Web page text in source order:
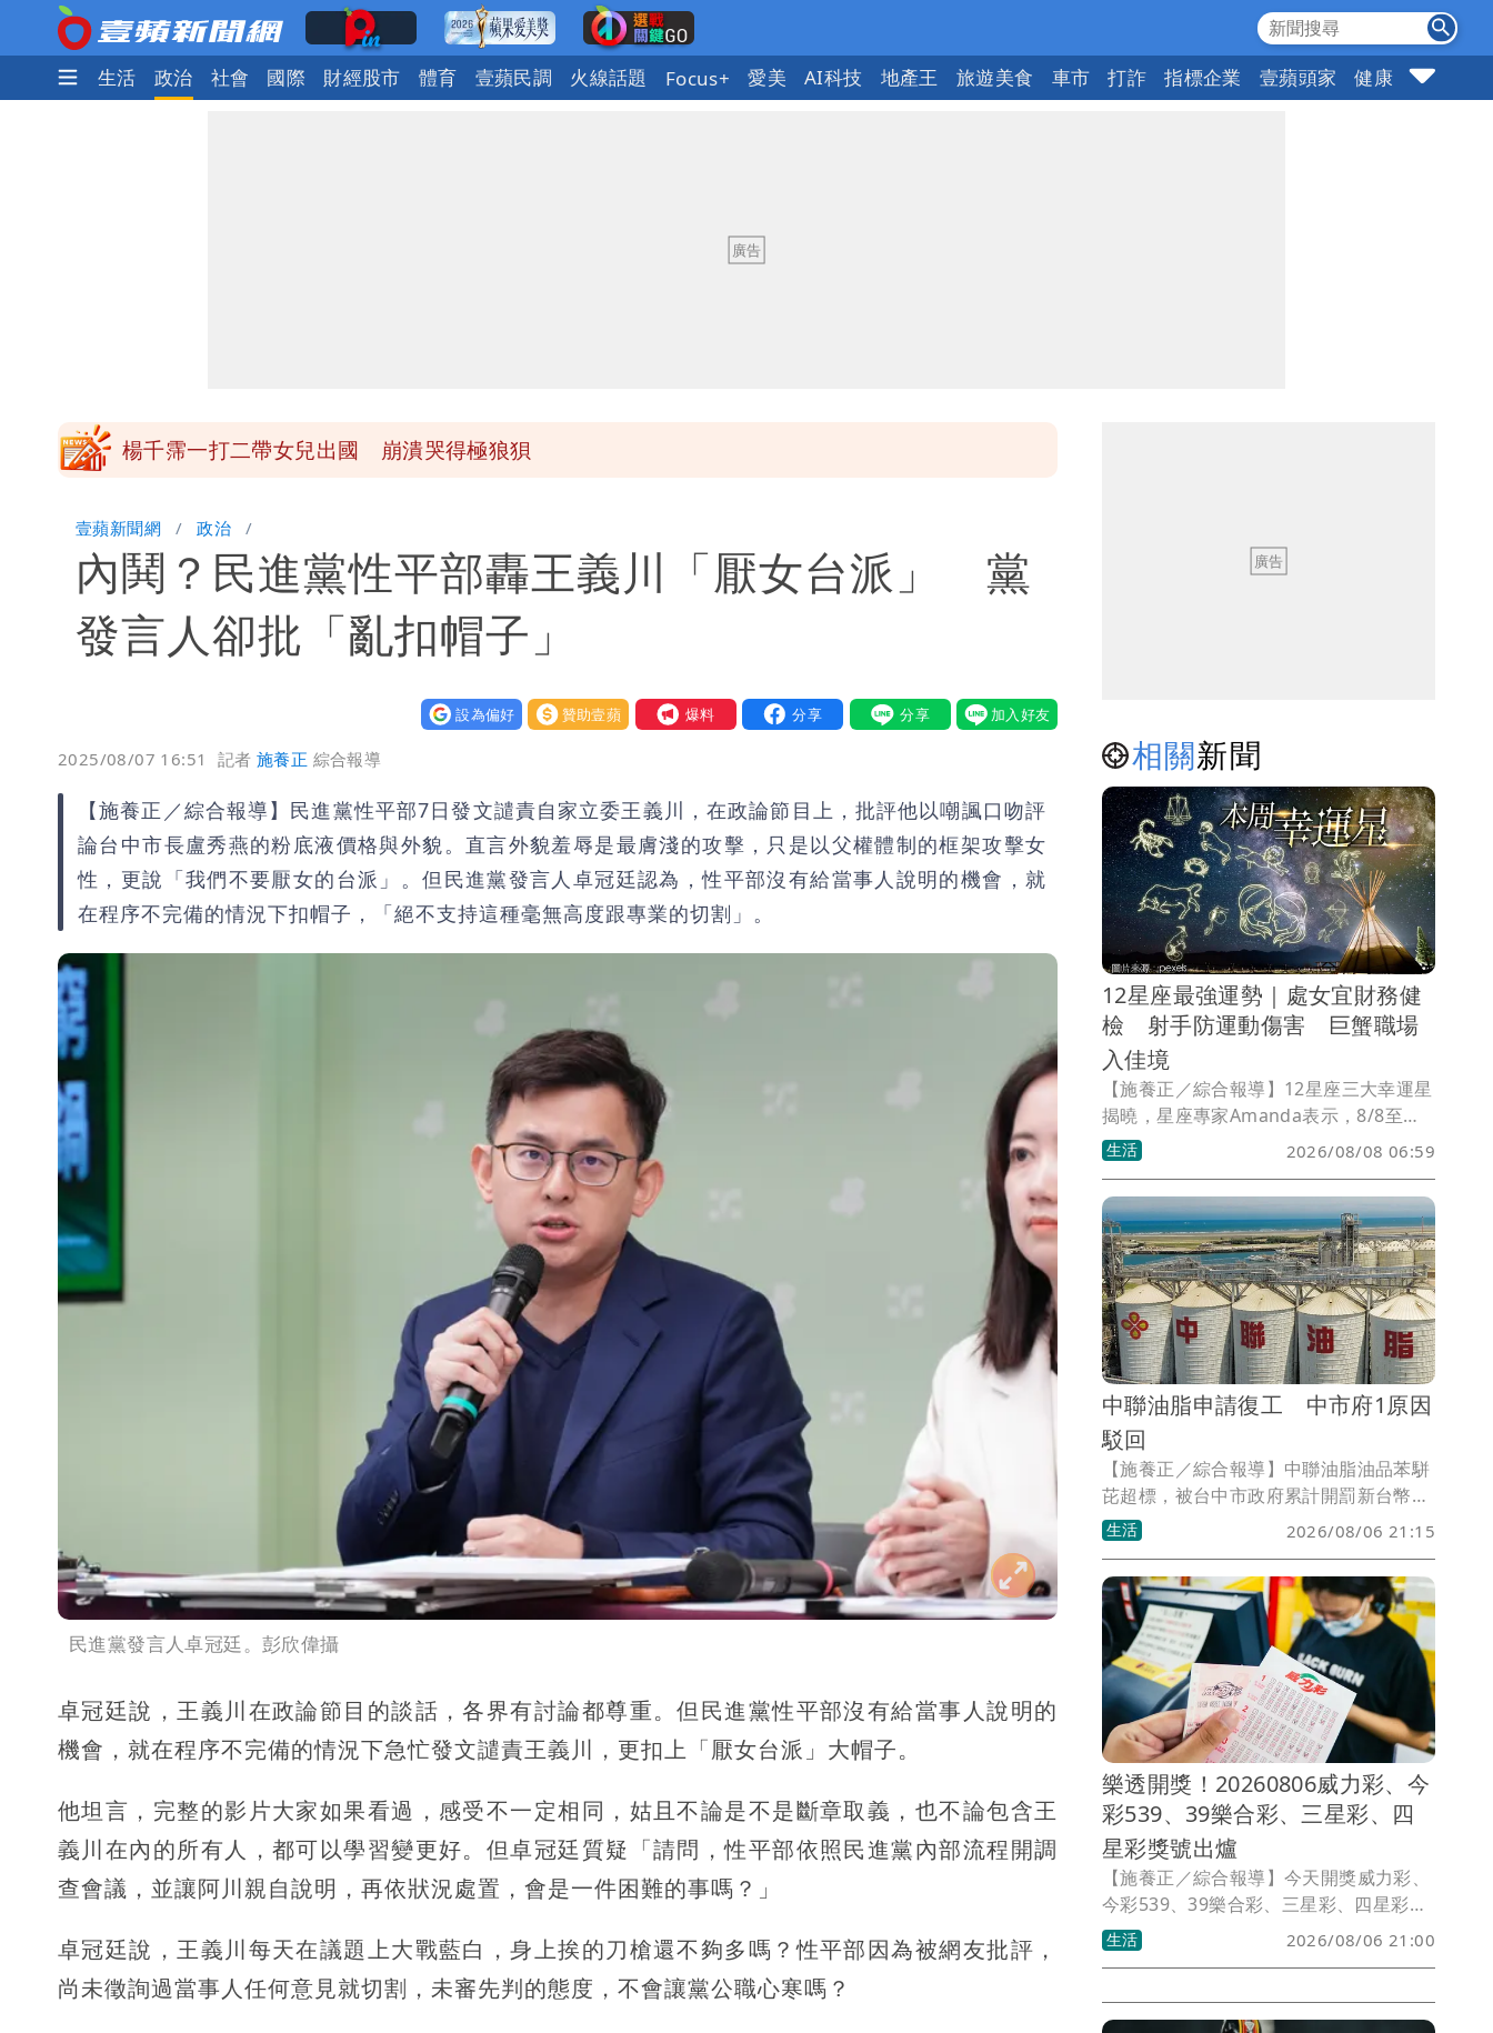
娛樂時尚 生活 政治 社會 國際 財經股市 體育 壹蘋民調 火線話題 Focus+ 愛美 AI科技 地產王 旅遊美食 車市 打詐 指標企業 壹蘋頭家 健康 購物
楊千霈一打二帶女兒出國 崩潰哭得極狼狽
白海豚今防豪雨、38度高溫！雙眼牆致「海豚跳」
名醫「掛蔣萬安布條」被出征！他大笑：每天看診到半夜
白海豚大亂！航空66架次取消、船班39航次停航
白海豚勾到「台灣陸地」了！雙眼牆旋繞 路徑擺盪
特斯拉衝夜市…猛撞12車！民眾嚇「賓士救好幾條人命」
他揭日本捐AZ疫苗秘辛「專為台生產」：終還陳時中清白
白海豚「大轉彎」機率非常小！明強度有變化
醫學教授林慶順意外離世 女兒沉痛證實
壹蘋新聞網 政治
內鬨？民進黨性平部轟王義川「厭女台派」 黨
發言人卻批「亂扣帽子」
設為偏好 贊助壹蘋 我要爆料
2025/08/07 16:51 記者施養正 綜合報導
【施養正／綜合報導】民進黨性平部7日發文譴責自家立委王義川，在政論節目上，批評他以嘲諷口吻評
論台中市長盧秀燕的粉底液價格與外貌。直言外貌羞辱是最膚淺的攻擊，只是以父權體制的框架攻擊女
性，更說「我們不要厭女的台派」。但民進黨發言人卓冠廷認為，性平部沒有給當事人說明的機會，就
在程序不完備的情況下扣帽子，「絕不支持這種毫無高度跟專業的切割」。
民進黨發言人卓冠廷。彭欣偉攝
卓冠廷說，王義川在政論節目的談話，各界有討論都尊重。但民進黨性平部沒有給當事人說明的
機會，就在程序不完備的情況下急忙發文譴責王義川，更扣上「厭女台派」大帽子。
他坦言，完整的影片大家如果看過，感受不一定相同，姑且不論是不是斷章取義，也不論包含王
義川在內的所有人，都可以學習變更好。但卓冠廷質疑「請問，性平部依照民進黨內部流程開調
查會議，並讓阿川親自說明，再依狀況處置，會是一件困難的事嗎？」
卓冠廷說，王義川每天在議題上大戰藍白，身上挨的刀槍還不夠多嗎？性平部因為被網友批評，
尚未徵詢過當事人任何意見就切割，未審先判的態度，不會讓黨公職心寒嗎？
相關新聞
12星座最強運勢｜處女宜財務健
檢 射手防運動傷害 巨蟹職場
入佳境
【施養正／綜合報導】12星座三大幸運星
揭曉，星座專家Amanda表示，8/8至
8/14間，處女座第一名，對於非必要支出
展現極佳的克制力，適合進行財務檢視。
射手座第二名，需注意腿部肌肉拉傷或關
節保健。巨蟹座第三名，職場表現漸入佳
境，過去累積的能量與努力逐漸轉化為實
質回報。
生活 2026/08/08 06:59
中聯油脂申請復工 中市府1原因
駁回
【施養正／綜合報導】中聯油脂油品苯駢
芘超標，被台中市政府累計開罰新台幣
600萬元並勒令停工。中聯公司於7月31
日提出復工申請，市府於8月5日依法駁
回。台中市政府強調，在各項風險獲得有
效控制前，絕不同意復工。
生活 2026/08/06 21:15
樂透開獎！20260806威力彩、今
彩539、39樂合彩、三星彩、四
星彩獎號出爐
【施養正／綜合報導】今天開獎威力彩、
今彩539、39樂合彩、三星彩、四星彩。
獎號如有誤植，請以開獎單位公告為準。
生活 2026/08/06 21:00